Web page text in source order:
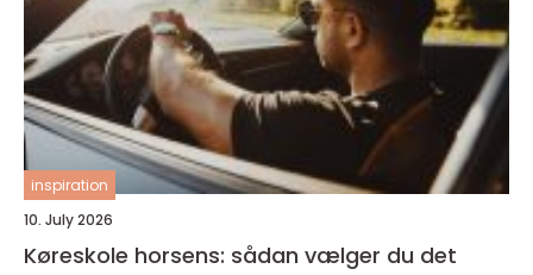
inspiration
10. July 2026
Køreskole horsens: sådan vælger du det